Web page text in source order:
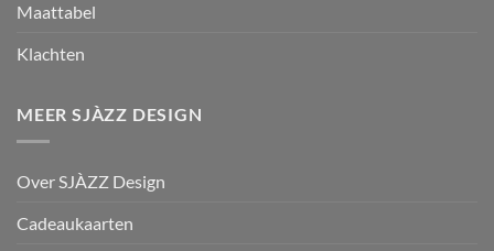
Maattabel
Klachten
MEER SJÀZZ DESIGN
Over SJÀZZ Design
Cadeaukaarten